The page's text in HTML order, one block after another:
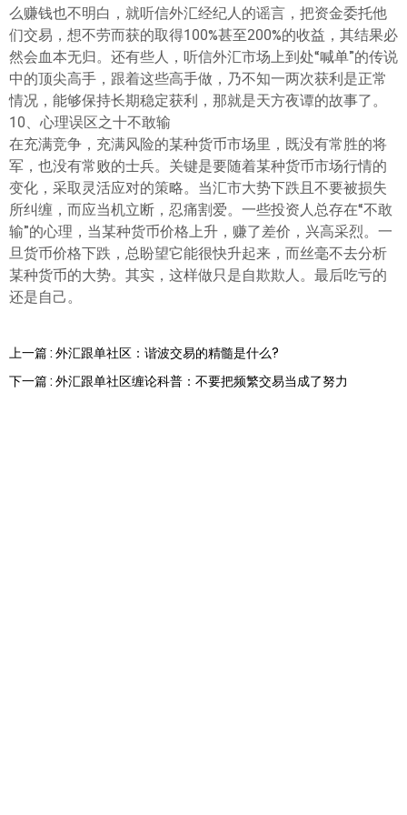
么赚钱也不明白，就听信外汇经纪人的谣言，把资金委托他
们交易，想不劳而获的取得100%甚至200%的收益，其结果必
然会血本无归。还有些人，听信外汇市场上到处“喊单”的传说
中的顶尖高手，跟着这些高手做，乃不知一两次获利是正常
情况，能够保持长期稳定获利，那就是天方夜谭的故事了。
10、心理误区之十不敢输
在充满竞争，充满风险的某种货币市场里，既没有常胜的将
军，也没有常败的士兵。关键是要随着某种货币市场行情的
变化，采取灵活应对的策略。当汇市大势下跌且不要被损失
所纠缠，而应当机立断，忍痛割爱。一些投资人总存在“不敢
输”的心理，当某种货币价格上升，赚了差价，兴高采烈。一
旦货币价格下跌，总盼望它能很快升起来，而丝毫不去分析
某种货币的大势。其实，这样做只是自欺欺人。最后吃亏的
还是自己。
上一篇 : 外汇跟单社区：谐波交易的精髓是什么?
下一篇 : 外汇跟单社区缠论科普：不要把频繁交易当成了努力